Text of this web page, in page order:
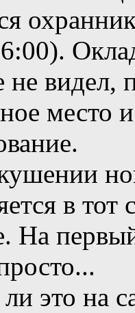
не видел,
место
в
На
это на